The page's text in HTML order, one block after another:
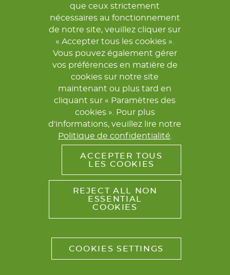
POLITIQUE DE CONFIDENTIALITÉ
que ceux strictement
nécessaires au fonctionnement
de notre site, veuillez cliquer sur
« Accepter tous les cookies ».
Vous pouvez également gérer
vos préférences en matière de
cookies sur notre site
maintenant ou plus tard en
cliquant sur « Paramètres des
cookies ». Pour plus
d'informations, veuillez lire notre
Politique de confidentialité.
ACCEPTER TOUS
LES COOKIES
REJECT ALL NON
ESSENTIAL
COOKIES
COOKIES SETTINGS